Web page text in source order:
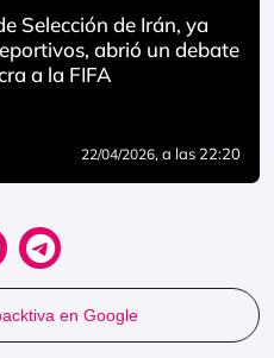
Selección de Irán, ya
abrió un debate
a la FIFA
22/04/2026, a las 22:20
en Google